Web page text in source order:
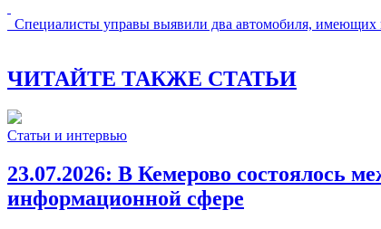
Специалисты управы выявили два автомобиля, имеющих
ЧИТАЙТЕ ТАКЖЕ СТАТЬИ
Статьи и интервью
23.07.2026: В Кемерово состоялось
информационной сфере